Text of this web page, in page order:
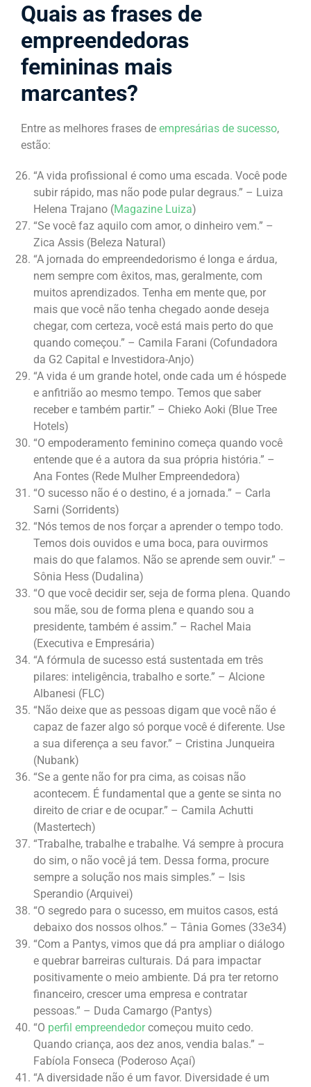
Quais as frases de
empreendedoras
femininas mais
marcantes?
Entre as melhores frases de empresárias de sucesso,
estão:
“A vida profissional é como uma escada. Você pode
subir rápido, mas não pode pular degraus.” – Luiza
Helena Trajano (Magazine Luiza)
“Se você faz aquilo com amor, o dinheiro vem.” –
Zica Assis (Beleza Natural)
“A jornada do empreendedorismo é longa e árdua,
nem sempre com êxitos, mas, geralmente, com
muitos aprendizados. Tenha em mente que, por
mais que você não tenha chegado aonde deseja
chegar, com certeza, você está mais perto do que
quando começou.” – Camila Farani (Cofundadora
da G2 Capital e Investidora-Anjo)
“A vida é um grande hotel, onde cada um é hóspede
e anfitrião ao mesmo tempo. Temos que saber
receber e também partir.” – Chieko Aoki (Blue Tree
Hotels)
“O empoderamento feminino começa quando você
entende que é a autora da sua própria história.” –
Ana Fontes (Rede Mulher Empreendedora)
“O sucesso não é o destino, é a jornada.” – Carla
Sarni (Sorridents)
“Nós temos de nos forçar a aprender o tempo todo.
Temos dois ouvidos e uma boca, para ouvirmos
mais do que falamos. Não se aprende sem ouvir.” –
Sônia Hess (Dudalina)
“O que você decidir ser, seja de forma plena. Quando
sou mãe, sou de forma plena e quando sou a
presidente, também é assim.” – Rachel Maia
(Executiva e Empresária)
“A fórmula de sucesso está sustentada em três
pilares: inteligência, trabalho e sorte.” – Alcione
Albanesi (FLC)
“Não deixe que as pessoas digam que você não é
capaz de fazer algo só porque você é diferente. Use
a sua diferença a seu favor.” – Cristina Junqueira
(Nubank)
“Se a gente não for pra cima, as coisas não
acontecem. É fundamental que a gente se sinta no
direito de criar e de ocupar.” – Camila Achutti
(Mastertech)
“Trabalhe, trabalhe e trabalhe. Vá sempre à procura
do sim, o não você já tem. Dessa forma, procure
sempre a solução nos mais simples.” – Isis
Sperandio (Arquivei)
“O segredo para o sucesso, em muitos casos, está
debaixo dos nossos olhos.” – Tânia Gomes (33e34)
“Com a Pantys, vimos que dá pra ampliar o diálogo
e quebrar barreiras culturais. Dá para impactar
positivamente o meio ambiente. Dá pra ter retorno
financeiro, crescer uma empresa e contratar
pessoas.” – Duda Camargo (Pantys)
“O perfil empreendedorcomeçou muito cedo.
Quando criança, aos dez anos, vendia balas.” –
Fabíola Fonseca (Poderoso Açaí)
“A diversidade não é um favor. Diversidade é um